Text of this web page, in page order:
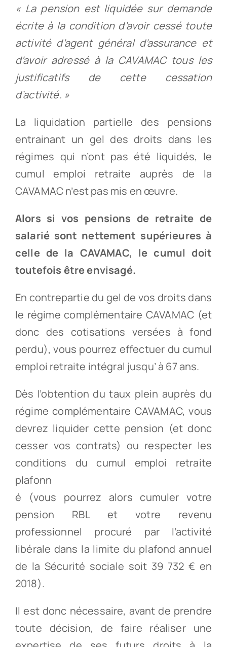
« La pension est liquidée sur demande
écrite à la condition d’avoir cessé toute
activité d’agent général d’assurance et
d’avoir adressé à la CAVAMAC tous les
justificatifs de cette cessation
d’activité. »
La liquidation partielle des pensions
entrainant un gel des droits dans les
régimes qui n’ont pas été liquidés, le
cumul emploi retraite auprès de la
CAVAMAC n’est pas mis en œuvre.
Alors si vos pensions de retraite de
salarié sont nettement supérieures à
celle de la CAVAMAC, le cumul doit
toutefois être envisagé.
En contrepartie du gel de vos droits dans
le régime complémentaire CAVAMAC (et
donc des cotisations versées à fond
perdu), vous pourrez effectuer du cumul
emploi retraite intégral jusqu’ à 67 ans.
Dès l’obtention du taux plein auprès du
régime complémentaire CAVAMAC, vous
devrez liquider cette pension (et donc
cesser vos contrats) ou respecter les
conditions du cumul emploi retraite
plafonn
é (vous pourrez alors cumuler votre
pension RBL et votre revenu
professionnel procuré par l’activité
libérale dans la limite du plafond annuel
de la Sécurité sociale soit 39 732 € en
2018).
Il est donc nécessaire, avant de prendre
toute décision, de faire réaliser une